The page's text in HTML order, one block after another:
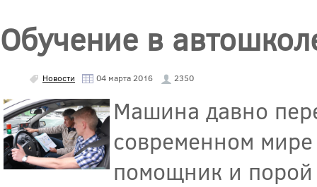
Обучение в
Новости 04 марта 2016 2350
Машина давно
современном
помощник и порой